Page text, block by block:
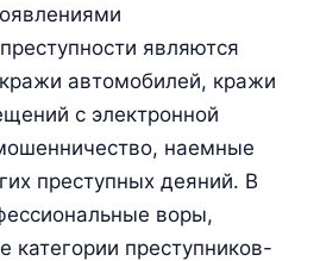
являются
автомобилей, кражи
с электронной
наемные
преступных деяний. В
воры,
категории преступников-